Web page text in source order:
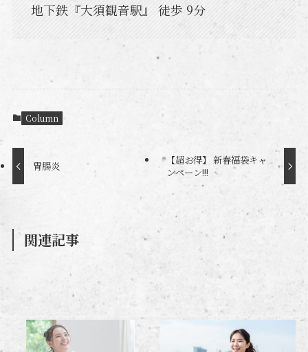
地下鉄『大須観音駅』 徒歩 9分
Column
胃腸炎
【超お得】 新春福袋キャ
ンペーン!!!
関連記事